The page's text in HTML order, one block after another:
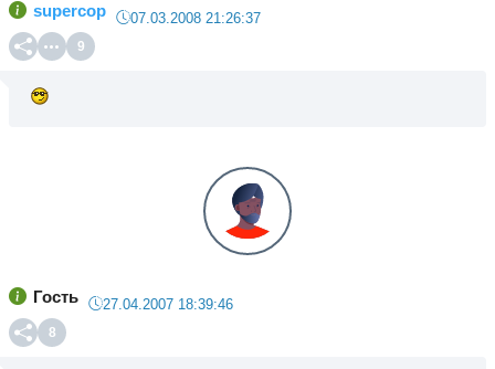
supercop 07.03.2008 21:26:37
9
Гость 27.04.2007 18:39:46
8